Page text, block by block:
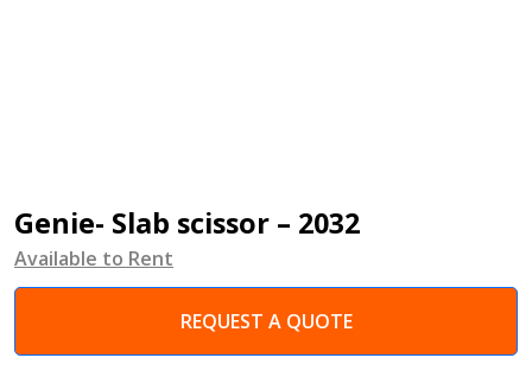
Genie- Slab scissor – 2032
Available to Rent
REQUEST A QUOTE